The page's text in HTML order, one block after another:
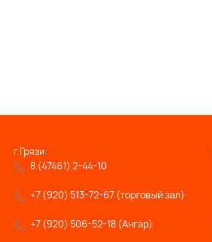
г.Грязи:
8 (47461) 2-44-10
+7 (920) 513-72-67 (торговый зал)
+7 (920) 506-52-18 (Ангар)